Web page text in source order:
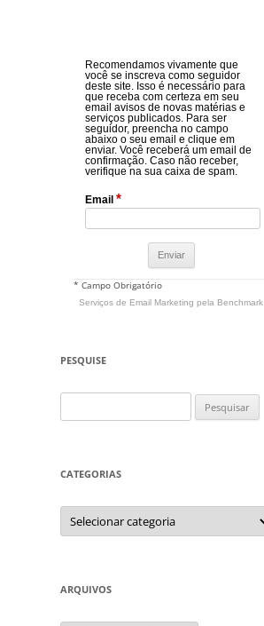
Recomendamos vivamente que
você se inscreva como seguidor
deste site. Isso é necessário para
que receba com certeza em seu
email avisos de novas matérias e
serviços publicados. Para ser
seguidor, preencha no campo
abaixo o seu email e clique em
enviar. Você receberá um email de
confirmação. Caso não receber,
verifique na sua caixa de spam.
Email *
* Campo Obrigatório
Serviços de Email Marketing pela Benchmark
PESQUISE
por:
CATEGORIAS
Categorias
ARQUIVOS